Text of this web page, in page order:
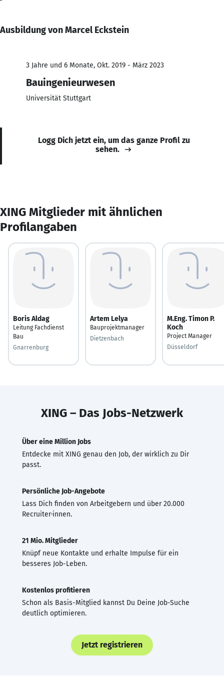
Ausbildung von Marcel Eckstein
3 Jahre und 6 Monate, Okt. 2019 - März 2023
Bauingenieurwesen
Universität Stuttgart
Logg Dich jetzt ein, um das ganze Profil zu
sehen.
XING Mitglieder mit ähnlichen
Profilangaben
Boris Aldag
Leitung Fachdienst
Bau
Gnarrenburg
Artem Lelya
Bauprojektmanager
Dietzenbach
M.Eng. Timon P.
Koch
Project Manager
Düsseldorf
XING – Das Jobs-Netzwerk
Über eine Million Jobs
Entdecke mit XING genau den Job, der wirklich zu Dir
passt.
Persönliche Job-Angebote
Lass Dich finden von Arbeitgebern und über 20.000
Recruiter·innen.
21 Mio. Mitglieder
Knüpf neue Kontakte und erhalte Impulse für ein
besseres Job-Leben.
Kostenlos profitieren
Schon als Basis-Mitglied kannst Du Deine Job-Suche
deutlich optimieren.
Jetzt registrieren